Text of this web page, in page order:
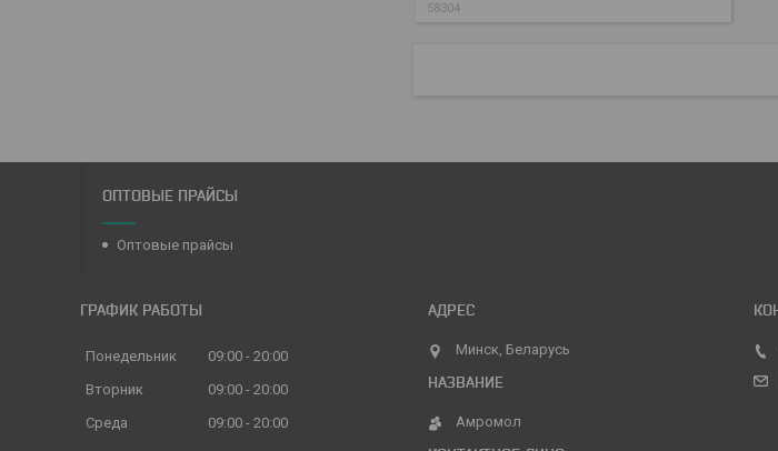
58304
ОПТОВЫЕ ПРАЙСЫ
Оптовые прайсы
ГРАФИК РАБОТЫ
Понедельник 09:00
20:00
Вторник
09:00
20:00
Среда
09:00
20:00
Минск, Беларусь
Амромол